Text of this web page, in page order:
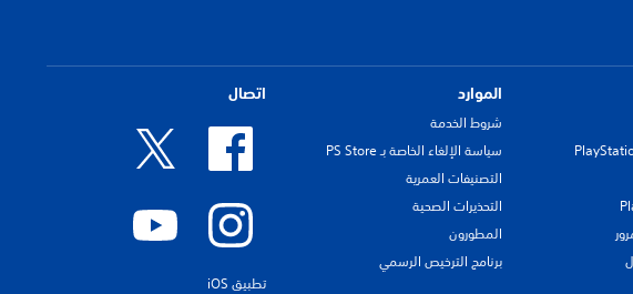
الموارد
شروط الخدمة
سياسة الإلغاء الخاصة بـ PS Store
التصنيفات العمرية
التحذيرات الصحية
المطورون
برنامج الترخيص الرسمي
اتصال
تطبيق iOS